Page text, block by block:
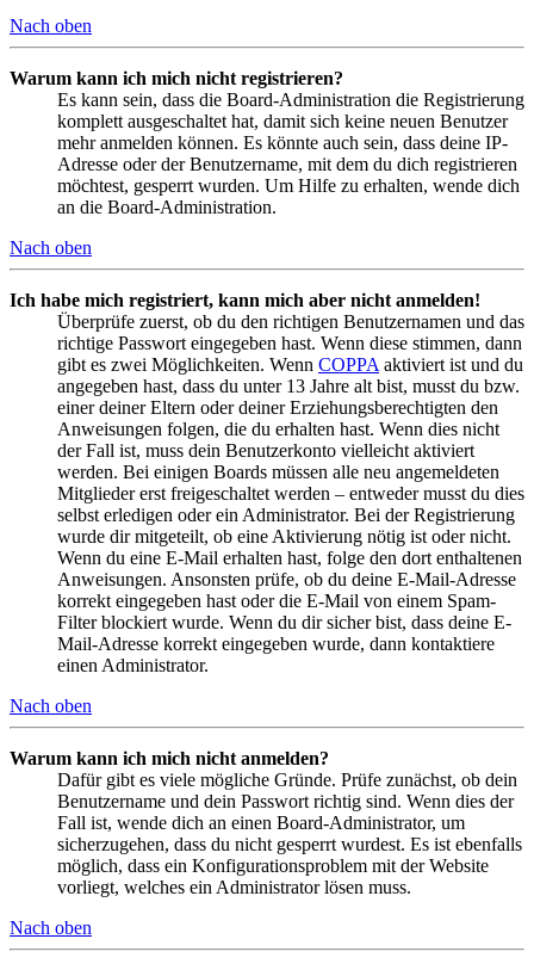
Nach oben
Warum kann ich mich nicht registrieren?
Es kann sein, dass die Board-Administration die Registrierung
komplett ausgeschaltet hat, damit sich keine neuen Benutzer
mehr anmelden können. Es könnte auch sein, dass deine IP-
Adresse oder der Benutzername, mit dem du dich registrieren
möchtest, gesperrt wurden. Um Hilfe zu erhalten, wende dich
an die Board-Administration.
Nach oben
Ich habe mich registriert, kann mich aber nicht anmelden!
Überprüfe zuerst, ob du den richtigen Benutzernamen und das
richtige Passwort eingegeben hast. Wenn diese stimmen, dann
gibt es zwei Möglichkeiten. Wenn COPPA aktiviert ist und du
angegeben hast, dass du unter 13 Jahre alt bist, musst du bzw.
einer deiner Eltern oder deiner Erziehungsberechtigten den
Anweisungen folgen, die du erhalten hast. Wenn dies nicht
der Fall ist, muss dein Benutzerkonto vielleicht aktiviert
werden. Bei einigen Boards müssen alle neu angemeldeten
Mitglieder erst freigeschaltet werden – entweder musst du dies
selbst erledigen oder ein Administrator. Bei der Registrierung
wurde dir mitgeteilt, ob eine Aktivierung nötig ist oder nicht.
Wenn du eine E-Mail erhalten hast, folge den dort enthaltenen
Anweisungen. Ansonsten prüfe, ob du deine E-Mail-Adresse
korrekt eingegeben hast oder die E-Mail von einem Spam-
Filter blockiert wurde. Wenn du dir sicher bist, dass deine E-
Mail-Adresse korrekt eingegeben wurde, dann kontaktiere
einen Administrator.
Nach oben
Warum kann ich mich nicht anmelden?
Dafür gibt es viele mögliche Gründe. Prüfe zunächst, ob dein
Benutzername und dein Passwort richtig sind. Wenn dies der
Fall ist, wende dich an einen Board-Administrator, um
sicherzugehen, dass du nicht gesperrt wurdest. Es ist ebenfalls
möglich, dass ein Konfigurationsproblem mit der Website
vorliegt, welches ein Administrator lösen muss.
Nach oben